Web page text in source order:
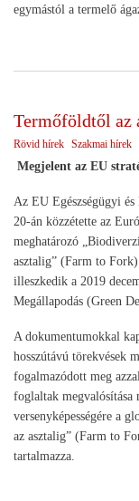
egymástól a termelő
Termőföldtől az
Rövid hírek Szakmai hírek
Megjelent az EU
Az EU Egészségügyi
20-án közzétette az
meghatározó
asztalig” (Farm to
illeszkedik a 2019
Megállapodás (Green
A dokumentumokkal
hosszútávú törekvések
fogalmazódott meg
foglaltak megvalósítása
versenyképességére a
az asztalig” (Farm to
tartalmazza.